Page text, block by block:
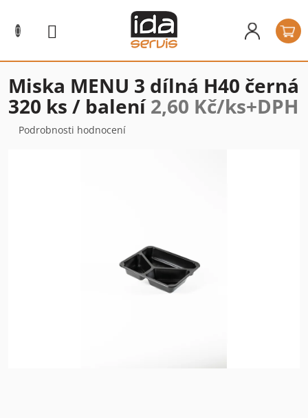
obsah
Miska MENU 3 dílná H40 černá
320 ks / balení2,60 Kč/ks+DPH
Průměrné
Podrobnosti hodnocení